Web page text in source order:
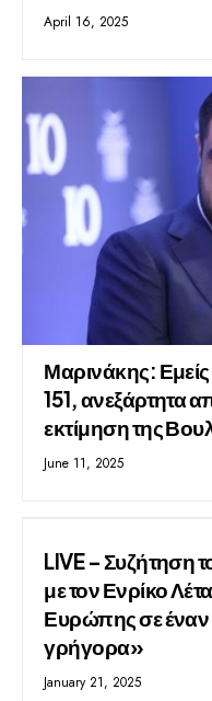
April 16, 2025
Μαρινάκης:
151, ανεξάρτητα
εκτίμηση της
June 11, 2025
LIVE – Συζήτηση
με τον Ενρίκο
Ευρώπης σε έναν
γρήγορα»
January 21, 2025